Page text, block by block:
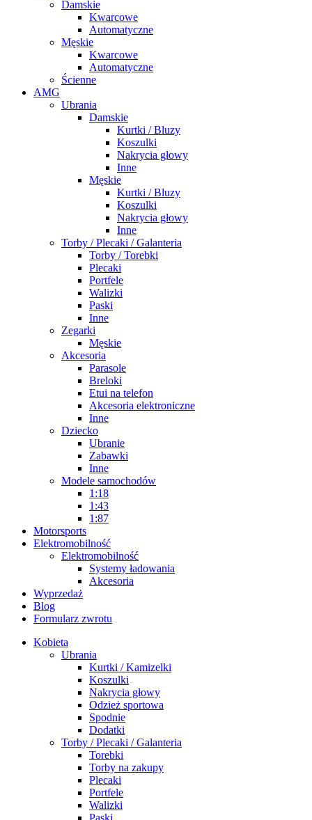
Damskie
Kwarcowe
Automatyczne
Męskie
Kwarcowe
Automatyczne
Ścienne
AMG
Ubrania
Damskie
Kurtki / Bluzy
Koszulki
Nakrycia głowy
Inne
Męskie
Kurtki / Bluzy
Koszulki
Nakrycia głowy
Inne
Torby / Plecaki / Galanteria
Torby / Torebki
Plecaki
Portfele
Walizki
Paski
Inne
Zegarki
Męskie
Akcesoria
Parasole
Breloki
Etui na telefon
Akcesoria elektroniczne
Inne
Dziecko
Ubranie
Zabawki
Inne
Modele samochodów
1:18
1:43
1:87
Motorsports
Elektromobilność
Elektromobilność
Systemy ładowania
Akcesoria
Wyprzedaż
Blog
Formularz zwrotu
Kobieta
Ubrania
Kurtki / Kamizelki
Koszulki
Nakrycia głowy
Odzież sportowa
Spodnie
Dodatki
Torby / Plecaki / Galanteria
Torebki
Torby na zakupy
Plecaki
Portfele
Walizki
Paski